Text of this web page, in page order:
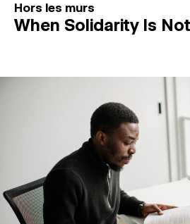
Hors les murs
When Solidarity Is